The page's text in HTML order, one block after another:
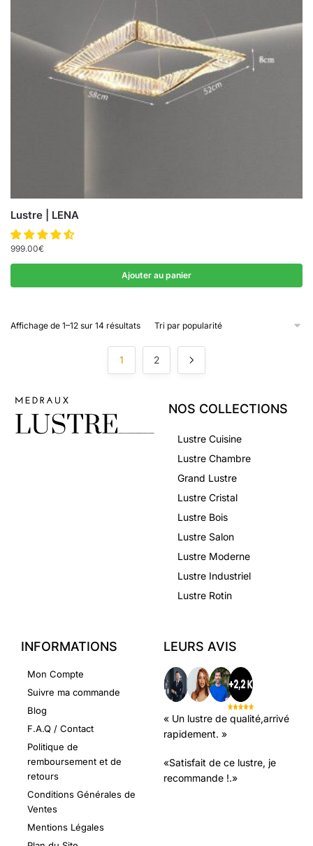
Lustre | LENA
999.00€
Ajouter au panier
Affichage de 1–12 sur 14 résultats
1 2
NOS COLLECTIONS
Lustre Cuisine
Lustre Chambre
Grand Lustre
Lustre Cristal
Lustre Bois
Lustre Salon
Lustre Moderne
Lustre Industriel
Lustre Rotin
INFORMATIONS
Mon Compte
Suivre ma commande
Blog
F.A.Q / Contact
Politique de
remboursement et de
retours
Conditions Générales de
Ventes
Mentions Légales
LEURS AVIS
« Un lustre de qualité,arrivé
rapidement. »
«Satisfait de ce lustre, je
recommande !.»